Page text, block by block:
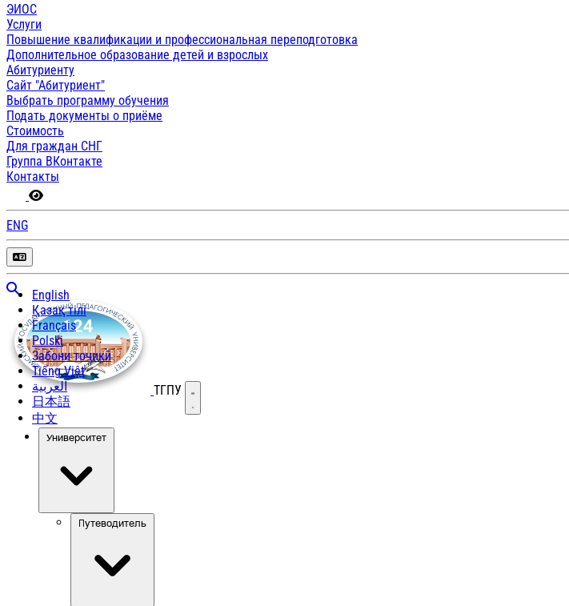
ЭИОС
Услуги
Повышение квалификации и профессиональная переподготовка
Дополнительное образование детей и взрослых
Абитуриенту
Сайт "Абитуриент"
Выбрать программу обучения
Подать документы о приёме
Стоимость
Для граждан СНГ
Группа ВКонтакте
Контакты
ENG
English
Қазақ тілі
Français
Polski
Забони тоҷикӣ
Tiếng Việt
العربية
日本語
中文
ТГПУ Открыть меню
Университет
Путеводитель